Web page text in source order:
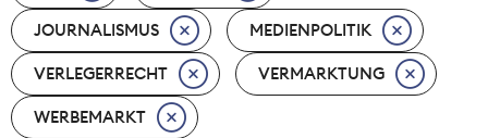
Nachwuchs
Nova Award
JOURNALISMUS MEDIENPOLITIK
VERLEGERRECHT VERMARKTUNG
WERBEMARKT